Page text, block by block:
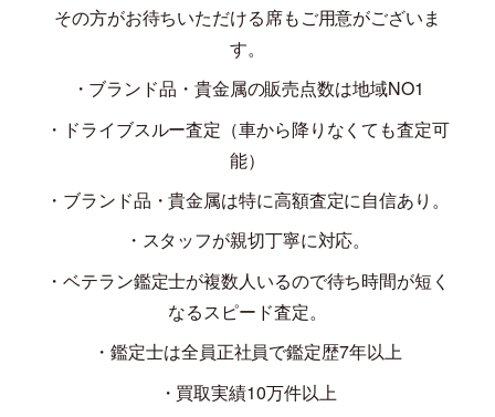
その方がお待ちいただける席もご用意がございま
す。
・ブランド品・貴金属の販売点数は地域NO1
・ドライブスルー査定（車から降りなくても査定可
能）
・ブランド品・貴金属は特に高額査定に自信あり。
・スタッフが親切丁寧に対応。
・ベテラン鑑定士が複数人いるので待ち時間が短く
なるスピード査定。
・鑑定士は全員正社員で鑑定歴7年以上
・買取実績10万件以上